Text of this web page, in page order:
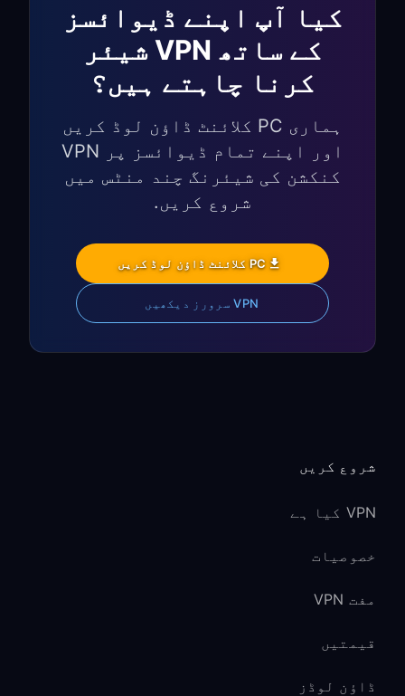
کیا آپ اپنے ڈیوائسز
کے ساتھ VPN شیئر
کرنا چاہتے ہیں؟
ہماری PC کلائنٹ ڈاؤن لوڈ کریں
اور اپنے تمام ڈیوائسز پر VPN
کنکشن کی شیئرنگ چند منٹس میں
شروع کریں.
PC کلائنٹ ڈاؤن لوڈ کریں
VPN سرورز دیکھیں
شروع کریں
VPN کیا ہے
خصوصیات
مفت VPN
قیمتیں
ڈاؤن لوڈز